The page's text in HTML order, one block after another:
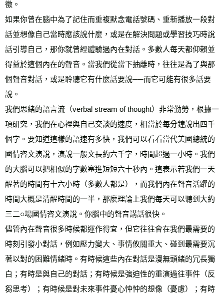
徵。
如果你曾在腦中為了記住而重複默念電話號碼、重新播放一段對
話並想像自己當時應該說什麼，或是在解決問題或學習技巧時說
話引導自己，那你就曾經體驗過內在對話。多數人每天都仰賴並
得益於這個內在的聲音。當我們從當下抽離時，往往是為了與那
個聲音對話，或是聆聽它有什麼話要說──而它可能有很多話要
說。
我們思緒的語言流（verbal stream of thought）非常勤勞，根據一
項研究，我們在心裡與自己交談的速度，相當於每分鐘說出四千
個字。要知道這樣的語速有多快，我們可以看看當代美國總統的
國情咨文演說，演說一般文長約六千字，時間超過一小時。我們
的大腦可以把相似的字數塞進短短六十秒內。這表示若我們一天
醒著的時間有十六小時（多數人都是），而我們內在聲音活躍的
時間大概是清醒時間的一半，那麼理論上我們每天可以聽到大約
三二○場國情咨文演說。你腦中的聲音講話很快。
儘管內在聲音很多時候都運作得宜，但它往往會在我們最需要的
時刻引發小對話，例如壓力變大、事情攸關重大、碰到最需要沉
著以對的困難情緒時。有時候這些內在對話是漫無頭緒的冗長獨
白；有時是與自己的對話；有時候是強迫性的重演過往事件（反
芻思考）；有時候是對未來事件憂心忡忡的想像（憂慮）；有時